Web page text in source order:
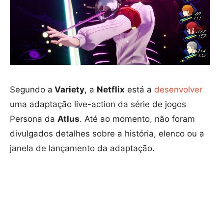
Segundo a Variety, a Netflix está a desenvolver
uma adaptação live-action da série de jogos
Persona da Atlus. Até ao momento, não foram
divulgados detalhes sobre a história, elenco ou a
janela de lançamento da adaptação.